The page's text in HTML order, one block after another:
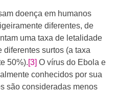
doença em humanos
diferentes, de
uma taxa de letalidade
diferentes surtos (a taxa
50%).[3] O vírus do Ebola e
conhecidos por sua
são consideradas menos